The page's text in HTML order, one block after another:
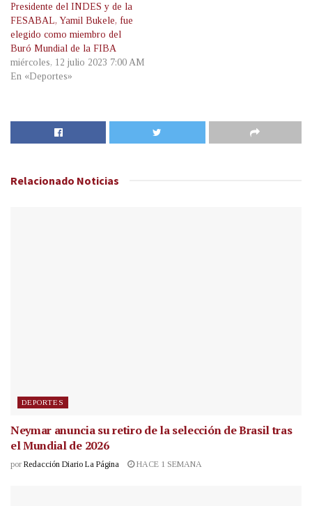
Presidente del INDES y de la
FESABAL, Yamil Bukele, fue
elegido como miembro del
Buró Mundial de la FIBA
miércoles, 12 julio 2023 7:00 AM
En «Deportes»
Relacionado Noticias
DEPORTES
Neymar anuncia su retiro de la selección de Brasil tras
el Mundial de 2026
por Redacción Diario La Página HACE 1 SEMANA